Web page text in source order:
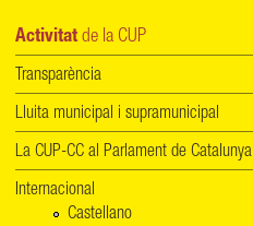
Activitat de la CUP
Transparència
Lluita municipal i supramunicipal
La CUP-CC al Parlament de Catalunya
Internacional
Castellano